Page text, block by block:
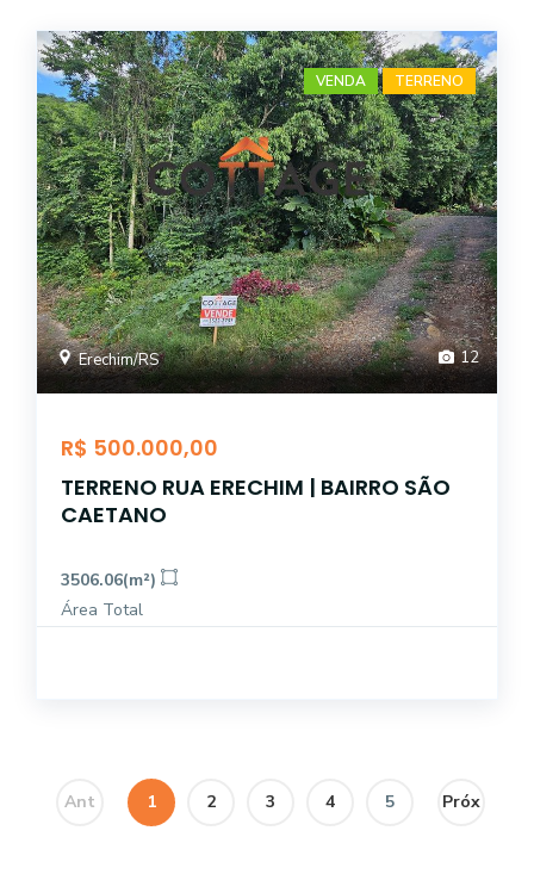
VENDA TERRENO
Erechim/RS 12
R$ 500.000,00
TERRENO RUA ERECHIM | BAIRRO SÃO
CAETANO
3506.06(m²)
Área Total
Ant 1 2 3 4 5 Próx